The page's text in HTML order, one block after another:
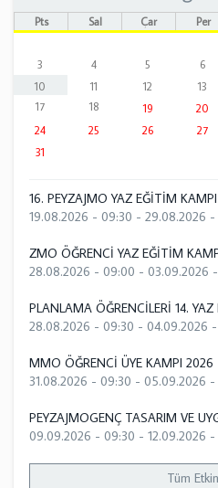
Pts Sal Çar Per
3
4 5 6
10
11 12 13
17
18 19 20
24
25 26 27
31
16. PEYZAJMO YAZ EĞİTİM KAMPI
19.08.2026 - 09:30 - 29.08.2026 -
ZMO ÖĞRENCİ YAZ EĞİTİM
28.08.2026 - 09:00 - 03.09.2026
PLANLAMA ÖĞRENCİLERİ 14.
28.08.2026 - 09:30 - 04.09.2026 -
MMO ÖĞRENCİ ÜYE KAMPI 2026
31.08.2026 - 09:30 - 05.09.2026 -
PEYZAJMOGENÇ TASARIM VE
09.09.2026 - 09:30 - 12.09.2026 -
Tüm